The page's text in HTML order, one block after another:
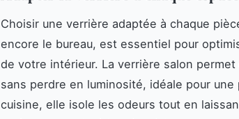
Choisir une verrière adaptée à chaque
encore le bureau, est essentiel pour
de votre intérieur. La verrière salon
sans perdre en luminosité, idéale pour
cuisine, elle isole les odeurs tout en